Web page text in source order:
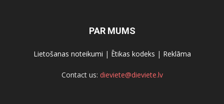
PAR MUMS
Lietošanas noteikumi | Ētikas kodeks | Reklāma
Contact us: dieviete@dieviete.lv